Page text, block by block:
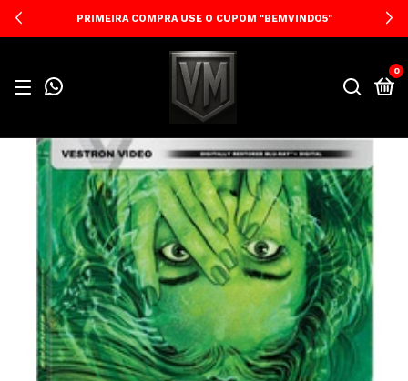
PRIMEIRA COMPRA USE O CUPOM "BEMVINDO5"
0